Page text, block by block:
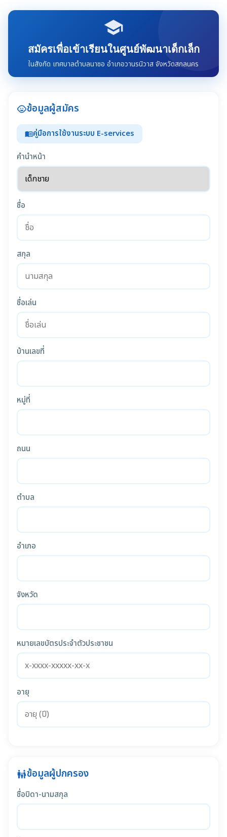
school
สมัครเพื่อเข้าเรียนในศูนย์พัฒนาเด็กเล็ก
ในสังกัด เทศบาลตำบลนาซอ อำเภอวานรนิวาส จังหวัดสกลนคร
child_careข้อมูลผู้สมัคร
menu_bookคู่มือการใช้งานระบบ E-services
คำนำหน้า
ชื่อ
สกุล
ชื่อเล่น
บ้านเลขที่
หมู่ที่
ถนน
ตำบล
อำเภอ
จังหวัด
หมายเลขบัตรประจำตัวประชาชน
อายุ
family_restroomข้อมูลผู้ปกครอง
ชื่อบิดา-นามสกุล